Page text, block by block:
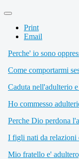
Print
Email
Perche' io sono
Come comportarmi
Caduta nell'adulterio
Ho commesso
Perche Dio perdona
I figli nati da relazioni
Mio fratello e'